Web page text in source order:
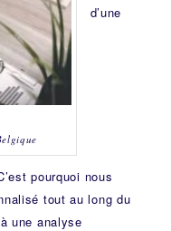
d’une
pourquoi nous
tout au long du
une analyse